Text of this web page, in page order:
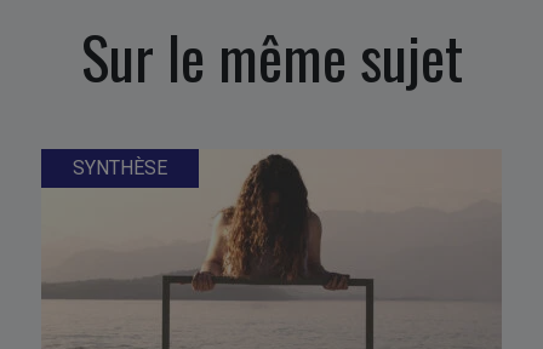
Sur le même sujet
SYNTHÈSE